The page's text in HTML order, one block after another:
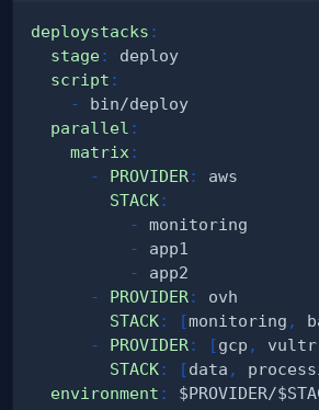
deploystacks :
stage:
script :
-
parallel :
matrix :
-
PROVIDER:
STACK:
-
-
-
-
PROVIDER:
STACK: [monitoring ,
-
PROVIDER: [gcp , vultr
STACK: [data ,
environment :